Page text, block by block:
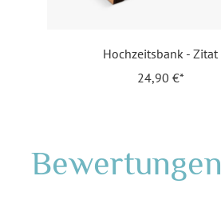
Hochzeitsbank - Zitat
24,90 €*
Bewertungen